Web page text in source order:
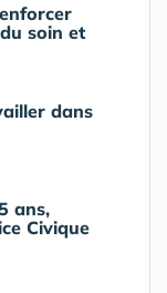
soin et
dans
ans,
Civique